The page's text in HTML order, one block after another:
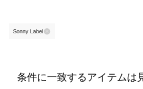
Sonny Label
条件に一致するアイテムは